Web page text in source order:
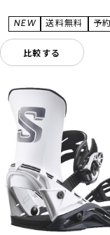
比較する